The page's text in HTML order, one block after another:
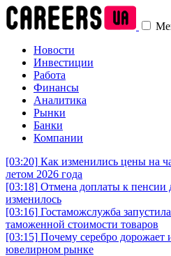
Новости
Инвестиции
Работа
Финансы
Аналитика
Рынки
Банки
Компании
[03:20] Как изменились цены на
летом 2026 года
[03:18] Отмена доплаты к пенсии
изменилось
[03:16] Гостаможслужба
таможенной стоимости товаров
[03:15] Почему серебро дорожает
ювелирном рынке